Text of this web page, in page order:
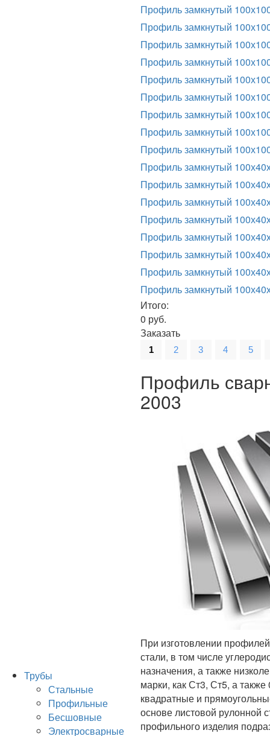
Трубы
Стальные
Профильные
Бесшовные
Электросварные
Профиль замкнутый
Профиль замкнутый
Профиль замкнутый
Профиль замкнутый
Профиль замкнутый
Профиль замкнутый
Профиль замкнутый
Профиль замкнутый
Профиль замкнутый
Профиль замкнутый
Профиль замкнутый
Профиль замкнутый
Профиль замкнутый
Профиль замкнутый
Профиль замкнутый
Профиль замкнутый
Профиль замкнутый
Итого:
0 руб.
Заказать
1 2 3 4 5
Профиль
2003
При изготовлении
стали, в том числе
назначения, а также
марки, как Ст3, Ст5, а
квадратные и
основе листовой рулонной
профильного изделия